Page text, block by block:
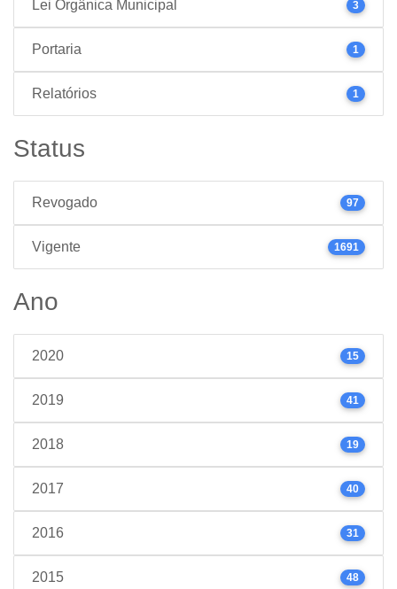
Lei Orgânica Municipal 3
Portaria 1
Relatórios 1
Status
Revogado 97
Vigente 1691
Ano
2020 15
2019 41
2018 19
2017 40
2016 31
2015 48